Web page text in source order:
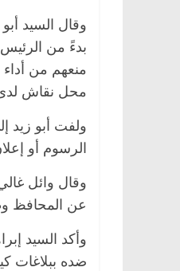
وقال السيد
بدءً من
منعهم من
محل نقاش لدى
ولفت أبو زيد
الرسوم أو
وقال وائل
عن المحافظ
وأكد السيد
ضده ببلاغات